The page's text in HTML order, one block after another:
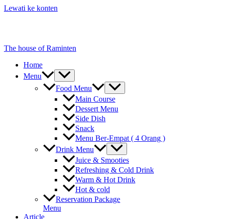
Lewati ke konten
The house of Raminten
Home
Menu
Food Menu
Main Course
Dessert Menu
Side Dish
Snack
Menu Ber-Empat ( 4 Orang )
Drink Menu
Juice & Smooties
Refreshing & Cold Drink
Warm & Hot Drink
Hot & cold
Reservation Package
Menu
Article